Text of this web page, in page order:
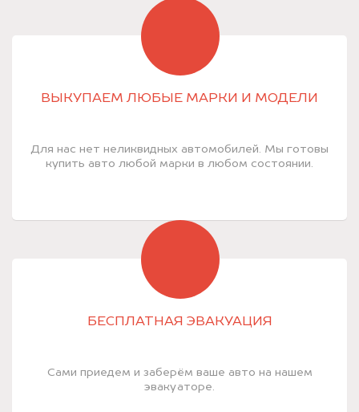
ВЫКУПАЕМ ЛЮБЫЕ МАРКИ И МОДЕЛИ
Для нас нет неликвидных автомобилей. Мы готовы
купить авто любой марки в любом состоянии.
БЕСПЛАТНАЯ ЭВАКУАЦИЯ
Сами приедем и заберём ваше авто на нашем
эвакуаторе.